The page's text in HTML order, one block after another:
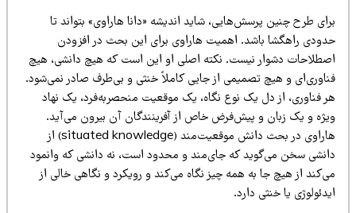
طرح چنین پرسش‌هایی، شاید اندیشه «دانا هاراوی» بتواند تا
راهگشا باشد. اهمیت هاراوی برای این بحث در افزودن
دشوار نیست. نکته اصلی او این است که هیچ دانشی، هیچ
و هیچ تصمیمی از جایی کاملاً خنثی و بی‌طرف صادر نمی‌شود.
فناوری، از دل یک نوع نگاه، یک موقعیت منحصربه‌فرد، یک نهاد
و یک زبان و پیش‌فرض خاص از آفرینندگان آن بیرون می‌آید.
هاراوی در بحث دانش موقعیت‌مند (situated knowledge) از
سخن می‌گوید که جای‌مند و محدود است، نه دانشی که وانمود
از هیچ جا به همه چیز نگاه می‌کند و رویکرد و نگاهی خالی از
یا خنثی دارد.